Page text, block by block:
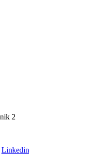
Linkedin